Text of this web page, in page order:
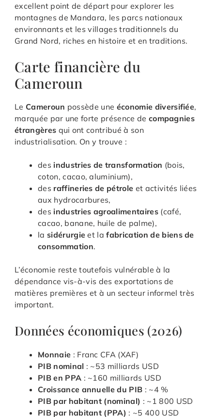
excellent point de départ pour explorer les
montagnes de Mandara, les parcs nationaux
environnants et les villages traditionnels du
Grand Nord, riches en histoire et en traditions.
Carte financière du
Cameroun
Le Cameroun possède une économie diversifiée,
marquée par une forte présence de compagnies
étrangères qui ont contribué à son
industrialisation. On y trouve :
des industries de transformation (bois,
coton, cacao, aluminium),
des raffineries de pétrole et activités liées
aux hydrocarbures,
des industries agroalimentaires(café,
cacao, banane, huile de palme),
la sidérurgie et lafabrication de biens de
consommation.
L’économie reste toutefois vulnérable à la
dépendance vis-à-vis des exportations de
matières premières et à un secteur informel très
important.
Données économiques (2026)
Monnaie : Franc CFA (XAF)
PIB nominal : ~53 milliards USD
PIB en PPA : ~160 milliards USD
Croissance annuelle du PIB : ~4 %
PIB par habitant (nominal) : ~1 800 USD
PIB par habitant (PPA) : ~5 400 USD